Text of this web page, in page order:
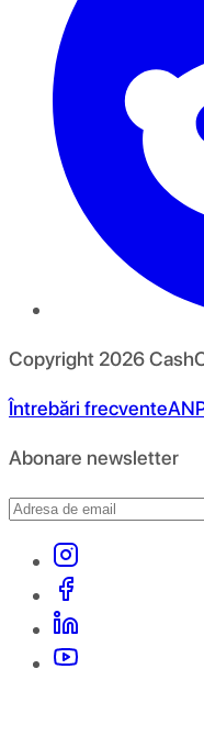
Copyright 2026
Întrebări frecvente
Abonare newsletter